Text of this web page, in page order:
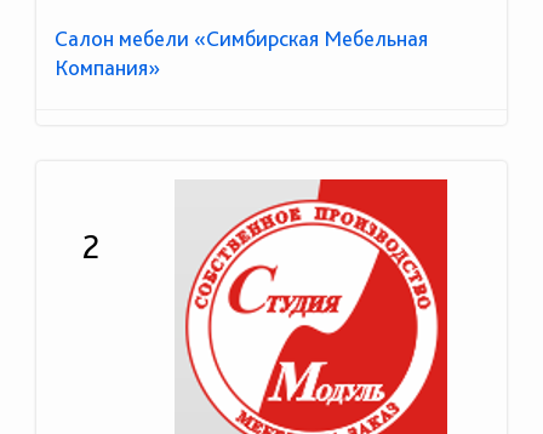
Салон мебели «Симбирская Мебельная
Компания»
2